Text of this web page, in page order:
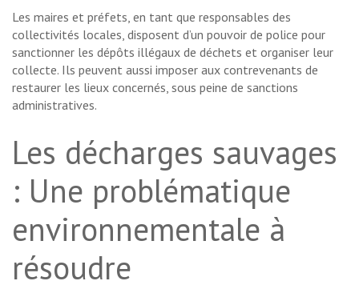
Les maires et préfets, en tant que responsables des
collectivités locales, disposent d’un pouvoir de police pour
sanctionner les dépôts illégaux de déchets et organiser leur
collecte. Ils peuvent aussi imposer aux contrevenants de
restaurer les lieux concernés, sous peine de sanctions
administratives.
Les décharges sauvages
: Une problématique
environnementale à
résoudre